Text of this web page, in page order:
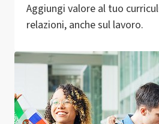
Aggiungi valore al tuo
relazioni, anche sul lavoro.